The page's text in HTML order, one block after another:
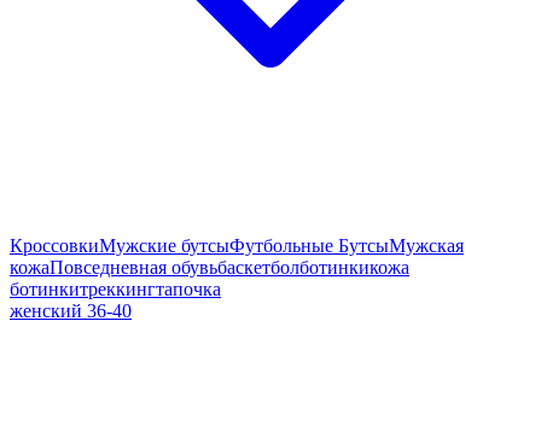
КроссовкиМужские бутсыФутбольные БутсыМужская
кожаПовседневная обувьбаскетболботинкикожа
ботинкитреккингтапочка
женский 36-40